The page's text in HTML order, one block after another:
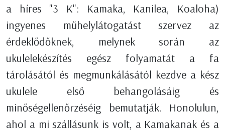
a híres "3 K": Kamaka, Kanilea, Koaloha)
ingyenes műhelylátogatást szervez az
érdeklődőknek, melynek során az
ukulelekészítés egész folyamatát a fa
tárolásától és megmunkálásától kezdve a kész
ukulele első behangolásáig és
minőségellenőrzéséig bemutatják. Honolulun,
ahol a mi szállásunk is volt, a Kamakanak és a